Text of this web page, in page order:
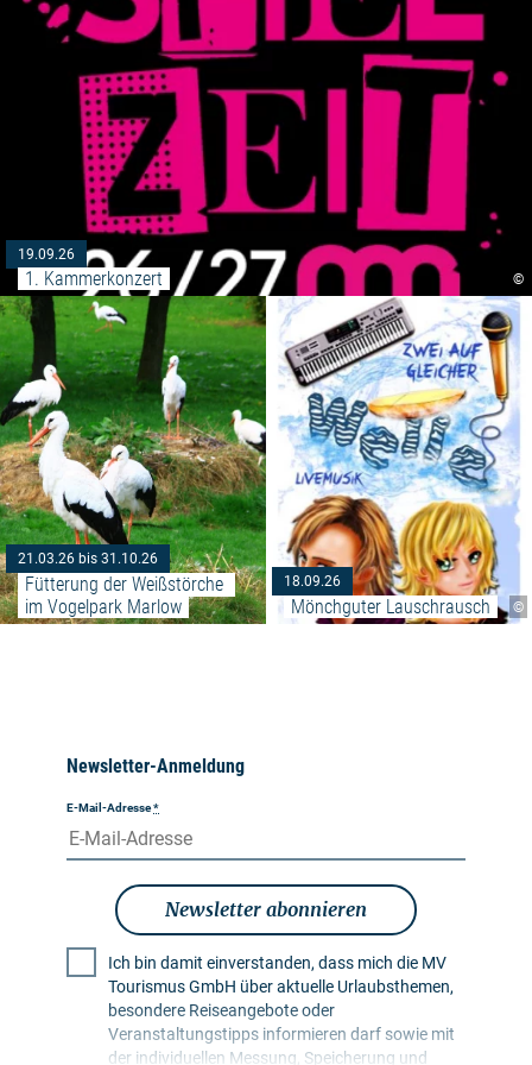
©
19.09.26
1. Kammerkonzert
21.03.26 bis 31.10.26
Fütterung der Weißstörche
im Vogelpark Marlow
Weiterlesen: "Fütterung der
©
18.09.26
Mönchguter Lauschrausch
Newsletter-Anmeldung
E-Mail-Adresse*
Newsletter abonnieren
Ich bin damit einverstanden, dass mich die MV
Tourismus GmbH über aktuelle Urlaubsthemen,
besondere Reiseangebote oder
Veranstaltungstipps informieren darf sowie mit
der individuellen Messung, Speicherung und